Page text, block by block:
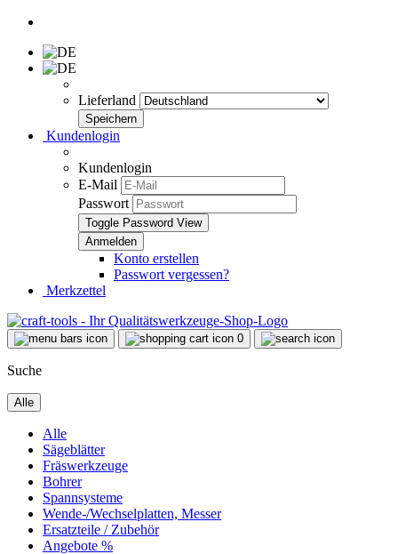
Lieferland
Kundenlogin
Kundenlogin
E-Mail
Passwort
Toggle Password View
Konto erstellen
Passwort vergessen?
Merkzettel
0
Suche
Alle
Alle
Sägeblätter
Fräswerkzeuge
Bohrer
Spannsysteme
Wende-/Wechselplatten, Messer
Ersatzteile / Zubehör
Angebote %